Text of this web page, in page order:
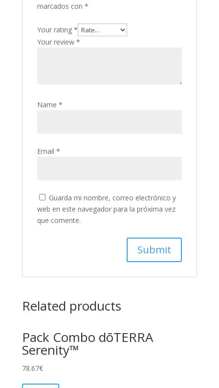
marcados con *
Your rating *
Your review *
Name *
Email *
Guarda mi nombre, correo electrónico y
web en este navegador para la próxima vez
que comente.
Related products
Pack Combo dōTERRA
Serenity™
78.67€